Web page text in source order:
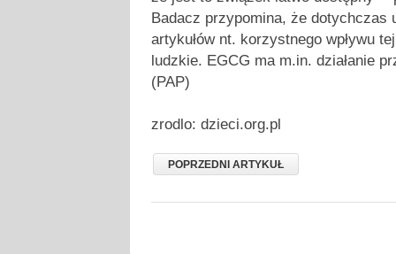
Badacz przypomina, że dotychczas
artykułów nt. korzystnego wpływu
ludzkie. EGCG ma m.in. działanie
(PAP)
zrodlo: dzieci.org.pl
POPRZEDNI ARTYKUŁ